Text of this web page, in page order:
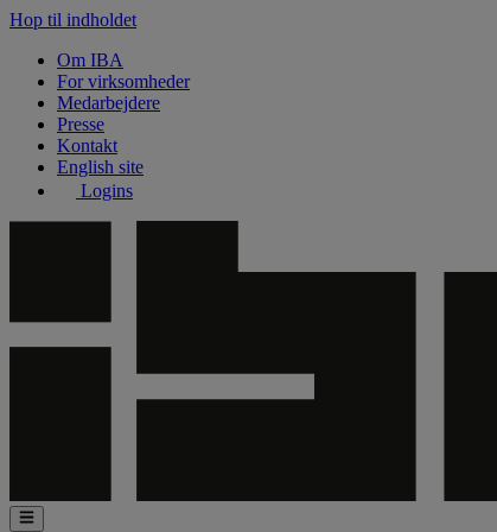
Hop til indholdet
Om IBA
For virksomheder
Medarbejdere
Presse
Kontakt
English site
Logins